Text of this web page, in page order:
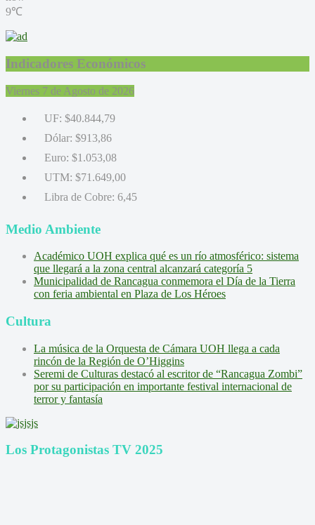
9℃
Indicadores Económicos
Viernes 7 de Agosto de 2026
UF: $40.844,79
Dólar: $913,86
Euro: $1.053,08
UTM: $71.649,00
Libra de Cobre: 6,45
Medio Ambiente
Académico UOH explica qué es un río atmosférico: sistema
que llegará a la zona central alcanzará categoría 5
Municipalidad de Rancagua conmemora el Día de la Tierra
con feria ambiental en Plaza de Los Héroes
Cultura
La música de la Orquesta de Cámara UOH llega a cada
rincón de la Región de O’Higgins
Seremi de Culturas destacó al escritor de “Rancagua Zombi”
por su participación en importante festival internacional de
terror y fantasía
Los Protagonistas TV 2025